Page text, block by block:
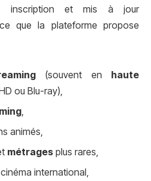
inscription et mis à jour
que la plateforme propose
(souvent en haute
ou Blu-ray),
animés,
métrages plus rares,
international,